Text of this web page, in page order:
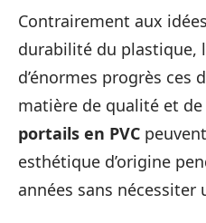
Contrairement aux
durabilité du plastique,
d’énormes progrès ces
matière de qualité et de
portails en PVC
esthétique d’origine
années sans